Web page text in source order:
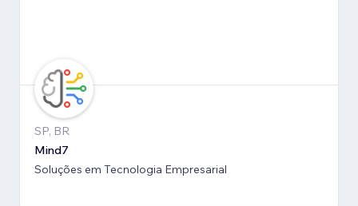
SP, BR
Mind7
Soluções em Tecnologia Empresarial